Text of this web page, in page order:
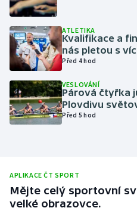
Moderní pětiboj
Motorsport
Parasport
Ragby
ATLETIKA
Kvalifikace a
nás pletou s
Před 4 hod
VESLOVÁNÍ
Párová čtyřka
Plovdivu
Před 5 hod
APLIKACE ČT SPORT
Mějte celý sportovní
velké obrazovce.